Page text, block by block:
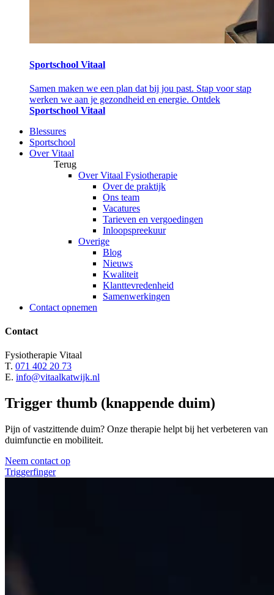
Sportschool Vitaal
Samen maken we een plan dat bij jou past. Stap voor stap
werken we aan je gezondheid en energie. Ontdek
Sportschool Vitaal
Blessures
Sportschool
Over Vitaal
Terug
Over Vitaal Fysiotherapie
Over de praktijk
Ons team
Vacatures
Tarieven en vergoedingen
Inloopspreekuur
Overige
Blog
Nieuws
Kwaliteit
Klanttevredenheid
Samenwerkingen
Contact opnemen
Contact
Fysiotherapie Vitaal
T. 071 402 20 73
E. info@vitaalkatwijk.nl
Trigger thumb (knappende duim)
Pijn of vastzittende duim? Onze therapie helpt bij het verbeteren van
duimfunctie en mobiliteit.
Neem contact op
Triggerfinger